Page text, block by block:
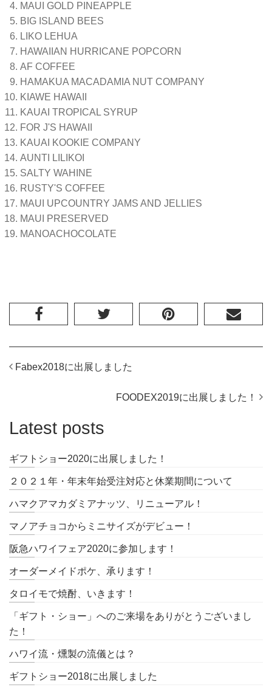
MAUI GOLD PINEAPPLE
BIG ISLAND BEES
LIKO LEHUA
HAWAIIAN HURRICANE POPCORN
AF COFFEE
HAMAKUA MACADAMIA NUT COMPANY
KIAWE HAWAII
KAUAI TROPICAL SYRUP
FOR J'S HAWAII
KAUAI KOOKIE COMPANY
AUNTI LILIKOI
SALTY WAHINE
RUSTY'S COFFEE
MAUI UPCOUNTRY JAMS AND JELLIES
MAUI PRESERVED
MANOACHOCOLATE
Fabex2018に出展しました
FOODEX2019に出展しました！
Latest posts
ギフトショー2020に出展しました！
２０２１年・年末年始受注対応と休業期間について
ハマクアマカダミアナッツ、リニューアル！
マノアチョコからミニサイズがデビュー！
阪急ハワイフェア2020に参加します！
オーダーメイドポケ、承ります！
タロイモで焼酎、いきます！
「ギフト・ショー」へのご来場をありがとうございまし
た！
ハワイ流・燻製の流儀とは？
ギフトショー2018に出展しました